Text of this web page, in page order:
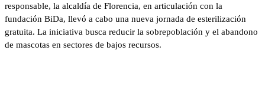
responsable, la alcaldía de Florencia, en articulación con la
fundación BiDa, llevó a cabo una nueva jornada de esterilización
gratuita. La iniciativa busca reducir la sobrepoblación y el abandono
de mascotas en sectores de bajos recursos.